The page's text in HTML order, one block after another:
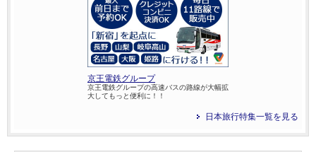
京王電鉄グループ
京王電鉄グループの高速バスの路線が大幅拡
大してもっと便利に！！
日本旅行特集一覧を見る